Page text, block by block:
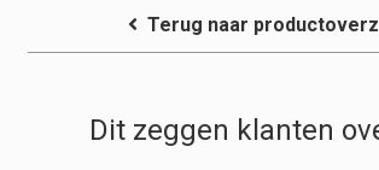
Terug naar
Dit zeggen klanten